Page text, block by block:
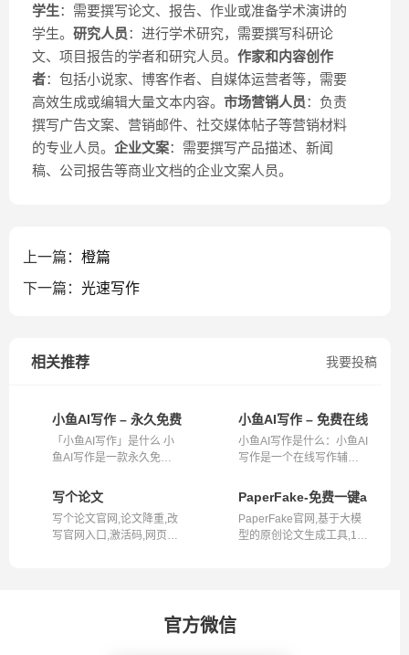
学生：需要撰写论文、报告、作业或准备学术演讲的
学生。 研究人员：进行学术研究，需要撰写科研论
文、项目报告的学者和研究人员。 作家和内容创作
者：包括小说家、博客作者、自媒体运营者等，需要
高效生成或编辑大量文本内容。 市场营销人员：负责
撰写广告文案、营销邮件、社交媒体帖子等营销材料
的专业人员。 企业文案：需要撰写产品描述、新闻
稿、公司报告等商业文档的企业文案人员。
上一篇： 橙篇
下一篇： 光速写作
我要投稿
相关推荐
小鱼AI写作 – 永久免费的高效写作助手
「小鱼AI写作」是什么 小
鱼AI写作是一款永久免费
小鱼AI写作 – 免费在线智能
小鱼AI写作是什么：小鱼AI
写作是一个在线写作辅助
写个论文
写个论文官网,论文降重,改
写官网入口,激活码,网页版
PaperFake-免费一键ai论文
PaperFake官网,基于大模
型的原创论文生成工具,10
官方微信